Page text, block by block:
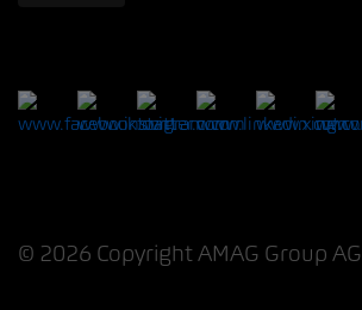
© 2026 Copyright AMAG Group AG